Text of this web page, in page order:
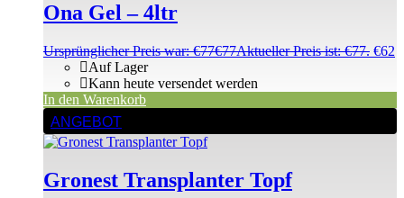
Ona Gel – 4ltr
Ursprünglicher Preis war: €77€77Aktueller Preis ist: €77. €62
Auf Lager
Kann heute versendet werden
In den Warenkorb
ANGEBOT
Gronest Transplanter Topf